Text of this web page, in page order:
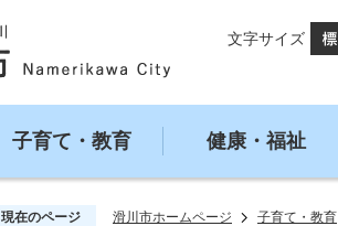
文字サイズ
子育て・教育 健康・福祉
現在のページ 滑川市ホームページ 子育て・教育